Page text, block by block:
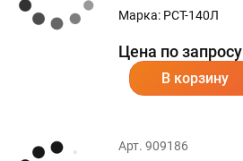
Марка: РСТ-140Л
Цена по запросу
В корзину
Арт. 909186